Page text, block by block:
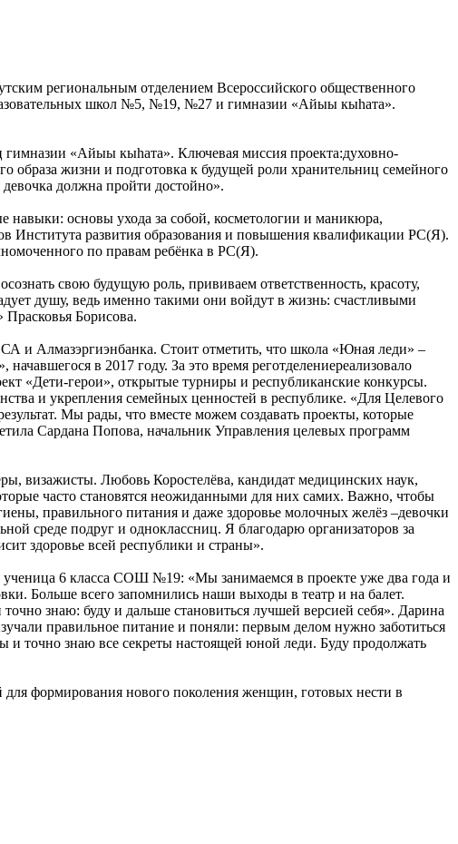
региональным отделением Всероссийского общественного
школ №5, №19, №27 и гимназии «Айыы кыһата».
гимназии «Айыы кыһата». Ключевая миссия проекта:духовно-
образа жизни и подготовка к будущей роли хранительниц семейного
должна пройти достойно».
навыки: основы ухода за собой, косметологии и маникюра,
Института развития образования и повышения квалификации РС(Я).
по правам ребёнка в РС(Я).
свою будущую роль, прививаем ответственность, красоту,
душу, ведь именно такими они войдут в жизнь: счастливыми
Борисова.
и Алмазэргиэнбанка. Стоит отметить, что школа «Юная леди» –
в 2017 году. За это время реготделениереализовало
«Дети-герои», открытые турниры и республиканские конкурсы.
и укрепления семейных ценностей в республике. «Для Целевого
Мы рады, что вместе можем создавать проекты, которые
Сардана Попова, начальник Управления целевых программ
визажисты. Любовь Коростелёва, кандидат медицинских наук,
часто становятся неожиданными для них самих. Важно, чтобы
правильного питания и даже здоровье молочных желёз –девочки
среде подруг и одноклассниц. Я благодарю организаторов за
здоровье всей республики и страны».
6 класса СОШ №19: «Мы занимаемся в проекте уже два года и
Больше всего запомнились наши выходы в театр и на балет.
знаю: буду и дальше становиться лучшей версией себя». Дарина
правильное питание и поняли: первым делом нужно заботиться
точно знаю все секреты настоящей юной леди. Буду продолжать
формирования нового поколения женщин, готовых нести в